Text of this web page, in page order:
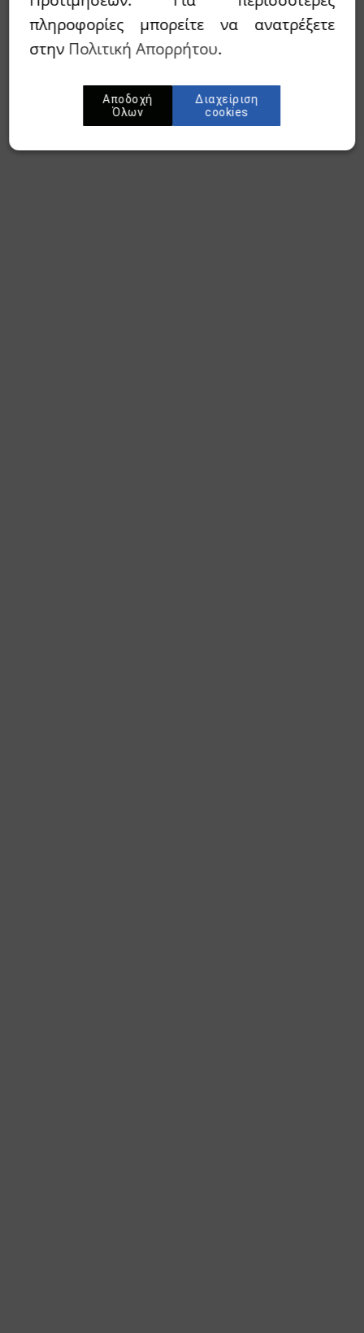
πληροφορίες μπορείτε να ανατρέξετε
στην Πολιτική Απορρήτου.
Αποδοχή
Όλων
Διαχείριση
cookies